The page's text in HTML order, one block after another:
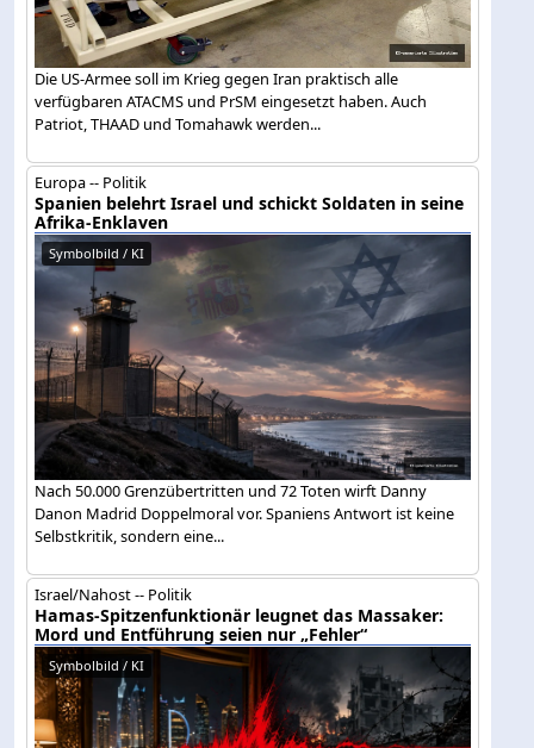
Die US-Armee soll im Krieg gegen Iran praktisch alle
verfügbaren ATACMS und PrSM eingesetzt haben. Auch
Patriot, THAAD und Tomahawk werden...
Europa -- Politik
Spanien belehrt Israel und schickt Soldaten in seine
Afrika-Enklaven
Symbolbild / KI
Nach 50.000 Grenzübertritten und 72 Toten wirft Danny
Danon Madrid Doppelmoral vor. Spaniens Antwort ist keine
Selbstkritik, sondern eine...
Israel/Nahost -- Politik
Hamas-Spitzenfunktionär leugnet das Massaker:
Mord und Entführung seien nur „Fehler“
Symbolbild / KI